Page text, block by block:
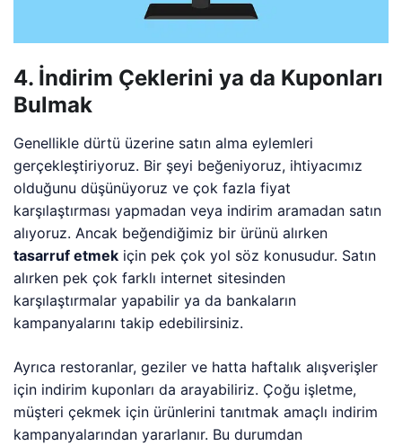
4. İndirim Çeklerini ya da Kuponları
Bulmak
Genellikle dürtü üzerine satın alma eylemleri
gerçekleştiriyoruz. Bir şeyi beğeniyoruz, ihtiyacımız
olduğunu düşünüyoruz ve çok fazla fiyat
karşılaştırması yapmadan veya indirim aramadan satın
alıyoruz. Ancak beğendiğimiz bir ürünü alırken
tasarruf etmek için pek çok yol söz konusudur. Satın
alırken pek çok farklı internet sitesinden
karşılaştırmalar yapabilir ya da bankaların
kampanyalarını takip edebilirsiniz.
Ayrıca restoranlar, geziler ve hatta haftalık alışverişler
için indirim kuponları da arayabiliriz. Çoğu işletme,
müşteri çekmek için ürünlerini tanıtmak amaçlı indirim
kampanyalarından yararlanır. Bu durumdan